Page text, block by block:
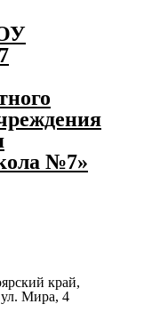
№7»
край,
Мира, 4